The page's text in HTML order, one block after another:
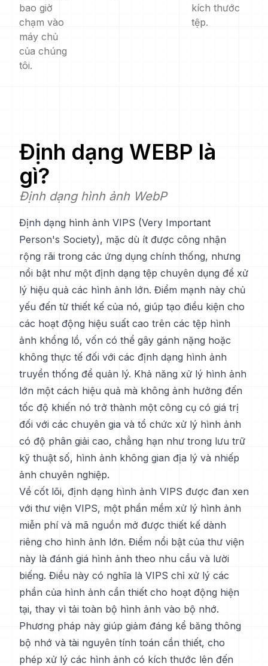
bao giờ
chạm vào
máy chủ
của chúng
tôi.
kích thước
tệp.
Định dạng WEBP là
gì?
Định dạng hình ảnh WebP
Định dạng hình ảnh VIPS (Very Important
Person's Society), mặc dù ít được công nhận
rộng rãi trong các ứng dụng chính thống, nhưng
nổi bật như một định dạng tệp chuyên dụng để xử
lý hiệu quả các hình ảnh lớn. Điểm mạnh này chủ
yếu đến từ thiết kế của nó, giúp tạo điều kiện cho
các hoạt động hiệu suất cao trên các tệp hình
ảnh khổng lồ, vốn có thể gây gánh nặng hoặc
không thực tế đối với các định dạng hình ảnh
truyền thống để quản lý. Khả năng xử lý hình ảnh
lớn một cách hiệu quả mà không ảnh hưởng đến
tốc độ khiến nó trở thành một công cụ có giá trị
đối với các chuyên gia và tổ chức xử lý hình ảnh
có độ phân giải cao, chẳng hạn như trong lưu trữ
kỹ thuật số, hình ảnh không gian địa lý và nhiếp
ảnh chuyên nghiệp.
Về cốt lõi, định dạng hình ảnh VIPS được đan xen
với thư viện VIPS, một phần mềm xử lý hình ảnh
miễn phí và mã nguồn mở được thiết kế dành
riêng cho hình ảnh lớn. Điểm nổi bật của thư viện
này là đánh giá hình ảnh theo nhu cầu và lười
biếng. Điều này có nghĩa là VIPS chỉ xử lý các
phần của hình ảnh cần thiết cho hoạt động hiện
tại, thay vì tải toàn bộ hình ảnh vào bộ nhớ.
Phương pháp này giúp giảm đáng kể băng thông
bộ nhớ và tài nguyên tính toán cần thiết, cho
phép xử lý các hình ảnh có kích thước lên đến